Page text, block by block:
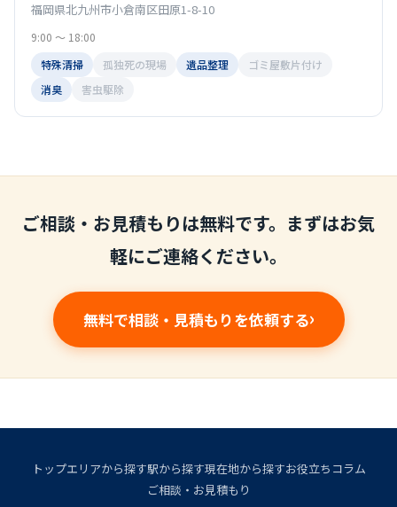
福岡県北九州市小倉南区田原1-8-10
9:00 〜 18:00
特殊清掃
孤独死の現場 遺品整理
ゴミ屋敷片付け
消臭
害虫駆除
ご相談・お見積もりは無料です。まずはお気
軽にご連絡ください。
無料で相談・見積もりを依頼する
トップエリアから探す駅から探す現在地から探すお役立ちコラム
ご相談・お見積もり